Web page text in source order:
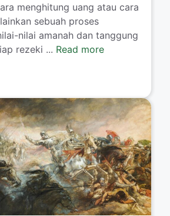
menghitung uang atau cara
sebuah proses
nilai amanah dan tanggung
rezeki ... Read more